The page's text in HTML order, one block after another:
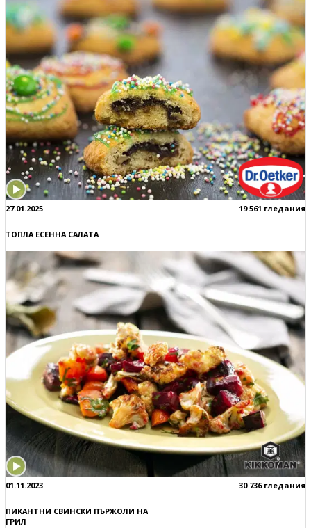
27.01.2025 19 561 гледания
ТОПЛА ЕСЕННА САЛАТА
01.11.2023 30 736 гледания
ПИКАНТНИ СВИНСКИ ПЪРЖОЛИ НА
ГРИЛ